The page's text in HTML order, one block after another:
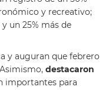
y recreativo;
un 25% más de
y auguran que febrero
destacaron
importantes para